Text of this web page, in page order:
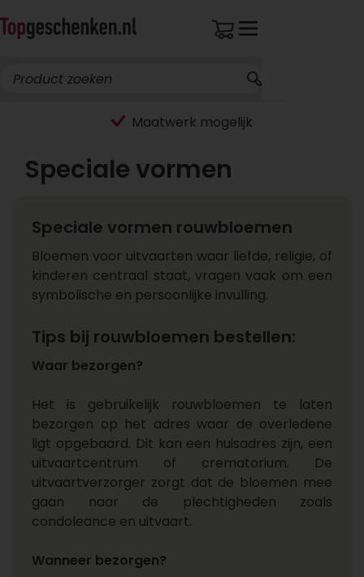
Maatwerk mogelijk
Speciale vormen
Speciale vormen rouwbloemen
Bloemen voor uitvaarten waar liefde, religie, of
kinderen centraal staat, vragen vaak om een
symbolische en persoonlijke invulling.
Tips bij rouwbloemen bestellen:
Waar bezorgen?
Het is gebruikelijk rouwbloemen te laten
bezorgen op het adres waar de overledene
ligt opgebaard. Dit kan een huisadres zijn, een
uitvaartcentrum of crematorium. De
uitvaartverzorger zorgt dat de bloemen mee
gaan naar de plechtigheden zoals
condoleance en uitvaart.
Wanneer bezorgen?